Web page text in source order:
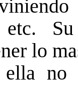
etc.
lo
ella no